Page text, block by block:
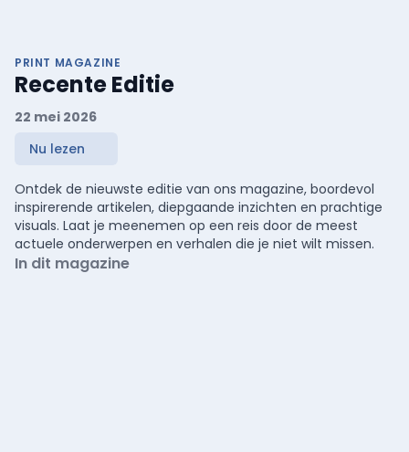
PRINT MAGAZINE
Recente Editie
22 mei 2026
Nu lezen
Ontdek de nieuwste editie van ons magazine, boordevol
inspirerende artikelen, diepgaande inzichten en prachtige
visuals. Laat je meenemen op een reis door de meest
actuele onderwerpen en verhalen die je niet wilt missen.
In dit magazine